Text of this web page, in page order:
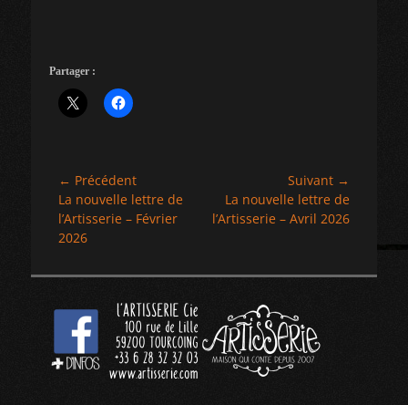
Partager :
Navigation
de
l’article
← Précédent
Article
précédent :
La nouvelle lettre de
l’Artisserie – Février
2026
Suivant →
Article
suivant :
La nouvelle lettre de
l’Artisserie – Avril 2026